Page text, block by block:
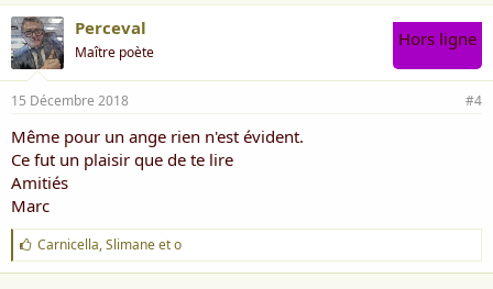
Perceval
Maître poète
Hors ligne
15 Décembre 2018 #4
Même pour un ange rien n'est évident.
Ce fut un plaisir que de te lire
Amitiés
Marc
J
'
a
Carnicella,Slimaneeto